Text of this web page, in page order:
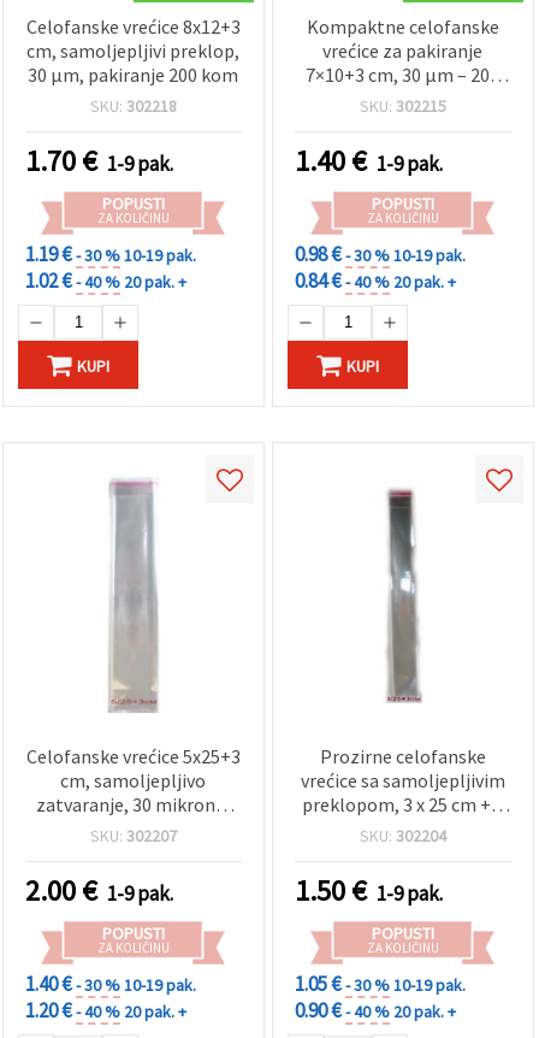
Celofanske vrećice 8x12+3
cm, samoljepljivi preklop,
30 µm, pakiranje 200 kom
SKU: 302218
1.70€ 1-9 pak.
POPUSTI
ZA KOLIČINU
1.19 €- 30 %10-19 pak.
1.02 €- 40 % 20 pak. +
KUPI
Kompaktne celofanske
vrećice za pakiranje
7×10+3 cm, 30 µm – 200
kom, s praktičnim
zatvaračem
SKU: 302215
1.40€ 1-9 pak.
POPUSTI
ZA KOLIČINU
0.98 €- 30 %10-19 pak.
0.84 €- 40 % 20 pak. +
KUPI
Celofanske vrećice 5x25+3
cm, samoljepljivo
zatvaranje, 30 mikrona,
prozirne - pakiranje od
SKU: 302207
2.00€ 1-9 pak.
POPUSTI
ZA KOLIČINU
1.40 €- 30 %10-19 pak.
1.20 €- 40 % 20 pak. +
Prozirne celofanske
vrećice sa samoljepljivim
preklopom, 3 x 25 cm + 3
cm preklop, 30 mikrona,
pakiranje nakita, čestitki,
slatkiša i suvenira
SKU: 302204
1.50€ 1-9 pak.
POPUSTI
ZA KOLIČINU
1.05 €- 30 %10-19 pak.
0.90 €- 40 % 20 pak. +